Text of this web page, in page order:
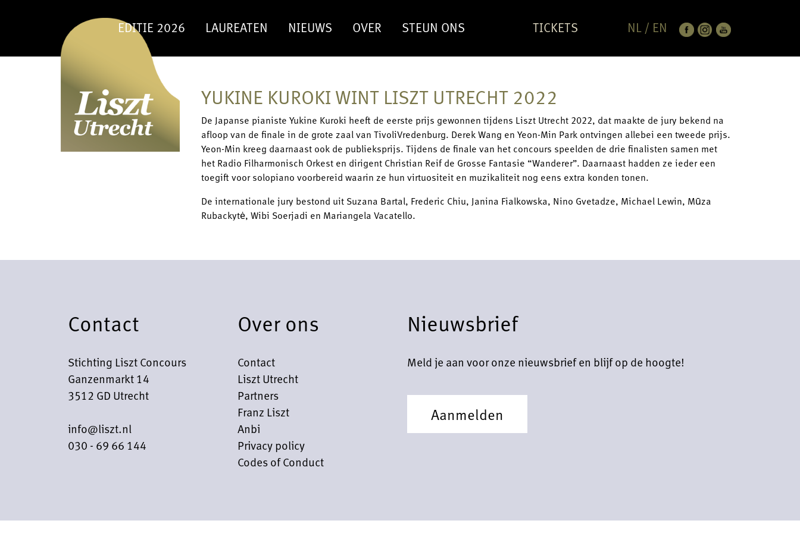
NL / EN
EDITIE 2026 LAUREATEN NIEUWS OVER STEUN ONS TICKETS
YUKINE KUROKI WINT LISZT UTRECHT 2022
De Japanse pianiste Yukine Kuroki heeft de eerste prijs gewonnen tijdens Liszt Utrecht 2022, dat maakte de jury bekend na
afloop van de finale in de grote zaal van TivoliVredenburg. Derek Wang en Yeon-Min Park ontvingen allebei een tweede prijs.
Yeon-Min kreeg daarnaast ook de publieksprijs. Tijdens de finale van het concours speelden de drie finalisten samen met
het Radio Filharmonisch Orkest en dirigent Christian Reif de Grosse Fantasie “Wanderer”. Daarnaast hadden ze ieder een
toegift voor solopiano voorbereid waarin ze hun virtuositeit en muzikaliteit nog eens extra konden tonen.
De internationale jury bestond uit Suzana Bartal, Frederic Chiu, Janina Fialkowska, Nino Gvetadze, Michael Lewin, Mūza
Rubackytė, Wibi Soerjadi en Mariangela Vacatello.
Contact
Stichting Liszt Concours
Ganzenmarkt 14
3512 GD Utrecht
info@liszt.nl
030 - 69 66 144
Over ons
Contact
Liszt Utrecht
Partners
Franz Liszt
Anbi
Privacy policy
Codes of Conduct
Nieuwsbrief
Meld je aan voor onze nieuwsbrief en blijf op de hoogte!
Aanmelden